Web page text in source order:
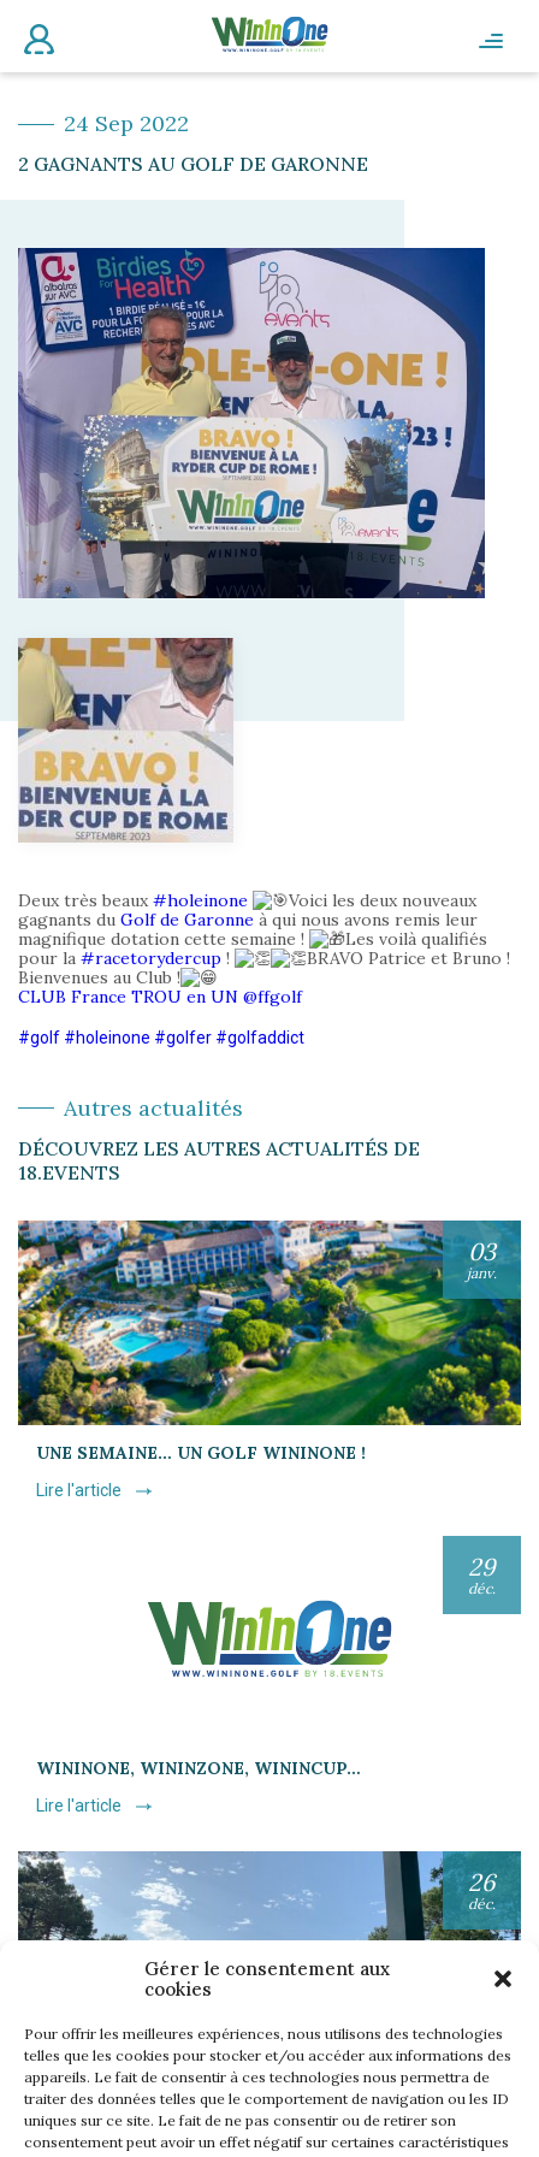
Gérer le consentement aux
cookies
Pour offrir les meilleures expériences, nous utilisons des technologies
telles que les cookies pour stocker et/ou accéder aux informations des
appareils. Le fait de consentir à ces technologies nous permettra de
traiter des données telles que le comportement de navigation ou les ID
uniques sur ce site. Le fait de ne pas consentir ou de retirer son
consentement peut avoir un effet négatif sur certaines caractéristiques
24 Sep 2022
2 GAGNANTS AU GOLF DE GARONNE
Deux très beaux#holeinone
Voici les deux nouveaux
gagnants du Golf de Garonne à qui nous avons remis leur
magnifique dotation cette semaine !
Les voilà qualifiés
pour la #racetorydercup !
BRAVO Patrice et Bruno !
Bienvenues au Club !
CLUB France TROU en UN @ffgolf
#golf #holeinone #golfer #golfaddict
Autres actualités
DÉCOUVREZ LES AUTRES ACTUALITÉS DE
18.EVENTS
03
janv.
UNE SEMAINE… UN GOLF WININONE !
Lire l'article
29
déc.
WININONE, WININZONE, WININCUP…
Lire l'article
26
déc.
UNE SEMAINE… TOUS LES GOLFS WININONE !
Lire l'article